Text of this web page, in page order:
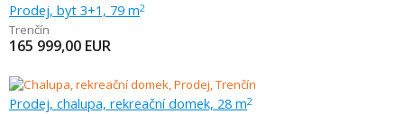
Prodej, byt 3+1, 79 m2
Trenčín
165 999,00 EUR
Prodej, chalupa, rekreační domek, 28 m2